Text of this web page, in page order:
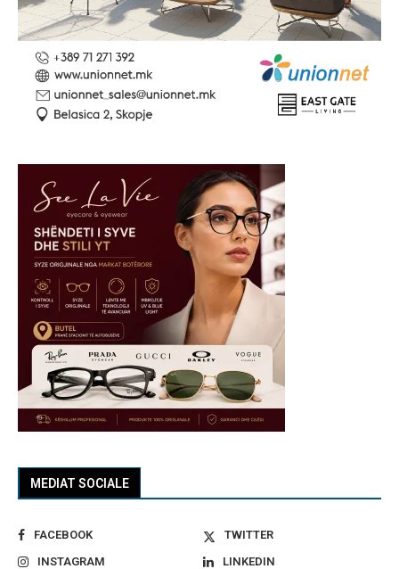
MEDIAT SOCIALE
FACEBOOK
TWITTER
INSTAGRAM
LINKEDIN